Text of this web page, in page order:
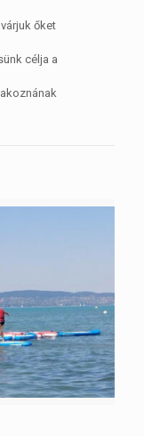
őket
célja a